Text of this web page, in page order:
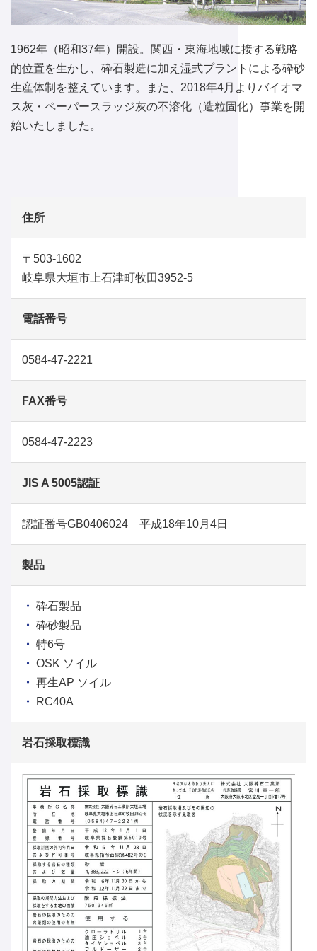
1962年（昭和37年）開設。関西・東海地域に接する戦略
的位置を生かし、砕石製造に加え湿式プラントによる砕砂
生産体制を整えています。また、2018年4月よりバイオマ
ス灰・ペーパースラッジ灰の不溶化（造粒固化）事業を開
始いたしました。
住所
〒503-1602
岐阜県大垣市上石津町牧田3952-5
電話番号
0584-47-2221
FAX番号
0584-47-2223
JIS A 5005認証
認証番号GB0406024 平成18年10月4日
製品
砕石製品
砕砂製品
特6号
OSK ソイル
再生AP ソイル
RC40A
岩石採取標識